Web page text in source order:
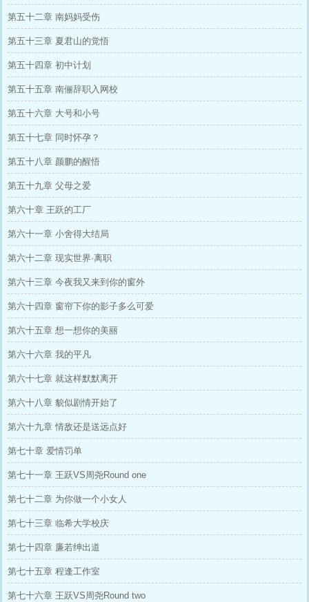
第五十二章 南妈妈受伤
第五十三章 夏君山的觉悟
第五十四章 初中计划
第五十五章 南俪辞职入网校
第五十六章 大号和小号
第五十七章 同时怀孕？
第五十八章 颜鹏的醒悟
第五十九章 父母之爱
第六十章 王跃的工厂
第六十一章 小舍得大结局
第六十二章 现实世界·离职
第六十三章 今夜我又来到你的窗外
第六十四章 窗帘下你的影子多么可爱
第六十五章 想一想你的美丽
第六十六章 我的平凡
第六十七章 就这样默默离开
第六十八章 貌似剧情开始了
第六十九章 情敌还是送远点好
第七十章 爱情罚单
第七十一章 王跃VS周尧Round one
第七十二章 为你做一个小女人
第七十三章 临希大学校庆
第七十四章 廉若绅出道
第七十五章 程逢工作室
第七十六章 王跃VS周尧Round two